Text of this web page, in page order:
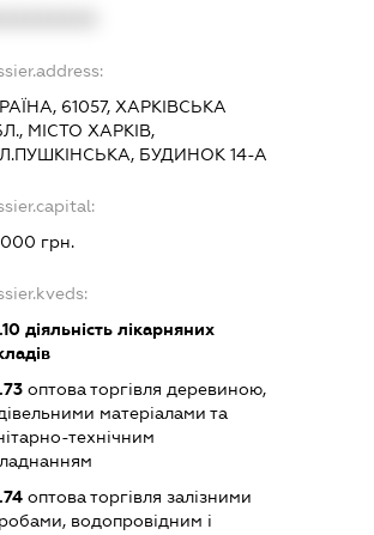
61057, ХАРКІВСЬКА
МІСТО ХАРКІВ,
БУДИНОК 14-А
грн.
діяльність лікарняних
оптова торгівля деревиною,
матеріалами та
технічним
оптова торгівля залізними
водопровідним і